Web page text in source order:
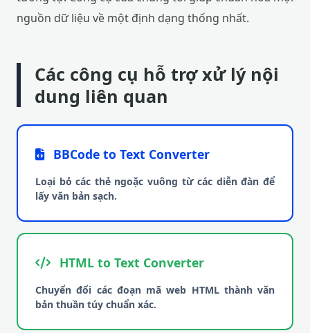
nguồn dữ liệu về một định dạng thống nhất.
Các công cụ hỗ trợ xử lý nội
dung liên quan
BBCode to Text Converter
Loại bỏ các thẻ ngoặc vuông từ các diễn đàn để
lấy văn bản sạch.
HTML to Text Converter
Chuyển đổi các đoạn mã web HTML thành văn
bản thuần túy chuẩn xác.